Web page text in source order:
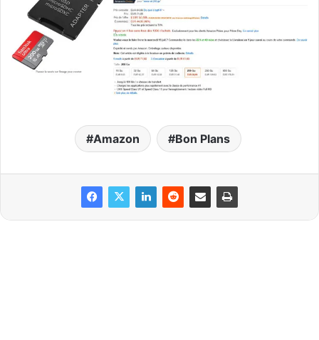
Amazon Bon Plans